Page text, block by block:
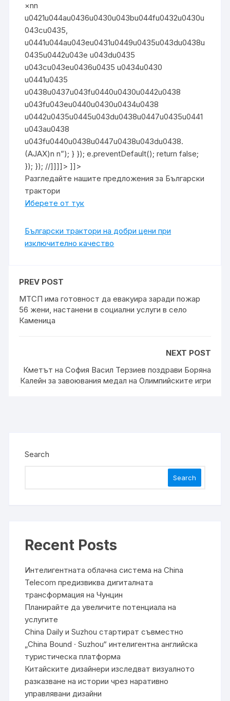
×nn
u0421u044au0436u0430u043bu044fu0432u0430u
043cu0435,
u0441u044au043eu0431u0449u0435u043du0438u
0435u0442u043e u043du0435
u043cu043eu0436u0435 u0434u0430
u0441u0435
u0438u0437u043fu0440u0430u0442u0438
u043fu043eu0440u0430u0434u0438
u0442u0435u0445u043du0438u0447u0435u0441
u043au0438
u043fu0440u0438u0447u0438u043du0438.
(AJAX)n n”); } }); e.preventDefault(); return false;
}); }); //]]]]> ]]>
Разгледайте нашите предложения за Български
трактори
Иберете от тук
Български трактори на добри цени при
изключително качество
PREV POST
МТСП има готовност да евакуира заради пожар
56 жени, настанени в социални услуги в село
Каменица
NEXT POST
Кметът на София Васил Терзиев поздрави Боряна
Калейн за завоювания медал на Олимпийските игри
Search
Search
Recent Posts
Интелигентната облачна система на China
Telecom предизвиква дигиталната
трансформация на Чунцин
Планирайте да увеличите потенциала на
услугите
China Daily и Suzhou стартират съвместно
„China Bound · Suzhou“ интелигентна английска
туристическа платформа
Китайските дизайнери изследват визуалното
разказване на истории чрез наративно
управлявани дизайни